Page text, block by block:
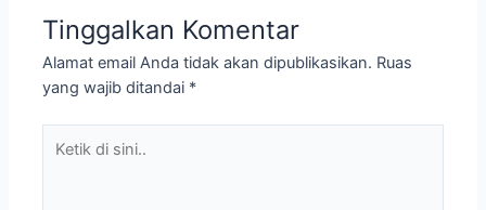
Tinggalkan Komentar
Alamat email Anda tidak akan dipublikasikan. Ruas
yang wajib ditandai *